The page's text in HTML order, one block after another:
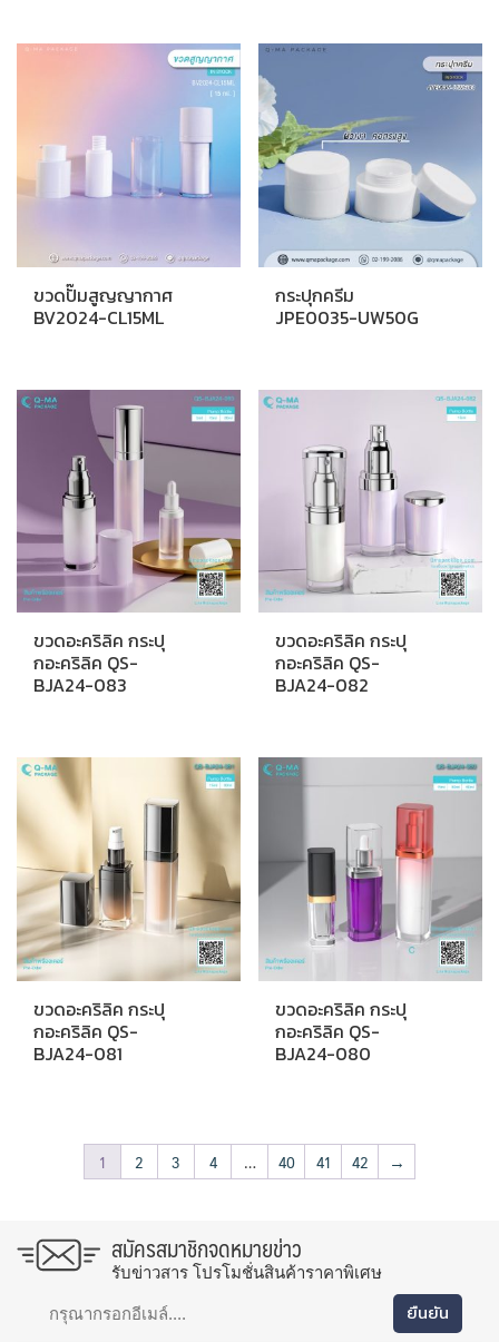
ขวดปั๊มสูญญากาศ
BV2024-CL15ML
กระปุกครีม
JPE0035-UW50G
ขวดอะคริลิค กระปุ
กอะคริลิค QS-
BJA24-083
ขวดอะคริลิค กระปุ
กอะคริลิค QS-
BJA24-082
ขวดอะคริลิค กระปุ
กอะคริลิค QS-
BJA24-081
ขวดอะคริลิค กระปุ
กอะคริลิค QS-
BJA24-080
1 2 3 4 … 40 41 42 →
สมัครสมาชิกจดหมายข่าว
รับข่าวสาร โปรโมชั่นสินค้าราคาพิเศษ